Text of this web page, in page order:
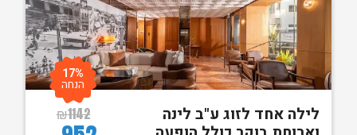
לילה אחד לזוג ע"ב לינה
₪1142
17%
הנחה